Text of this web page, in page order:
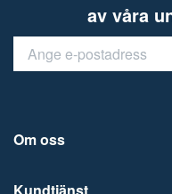
av våra
Om oss